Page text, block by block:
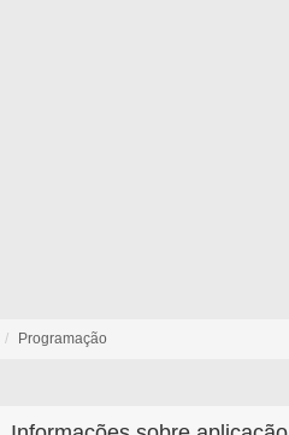
Programação